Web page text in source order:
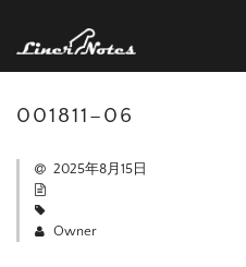
001811–06
2025年8月15日
Owner